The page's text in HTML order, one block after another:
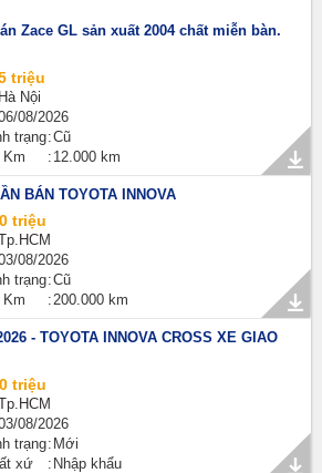
Zace GL sản xuất 2004 chất miễn bàn.
triệu
Hà Nội
08/2026
trạng Cũ
Km
12.000 km
BÁN TOYOTA INNOVA
triệu
08/2026
trạng Cũ
Km
200.000 km
- TOYOTA INNOVA CROSS XE GIAO
triệu
08/2026
trạng Mới
xứ
Nhập khẩu